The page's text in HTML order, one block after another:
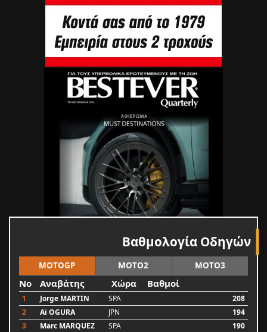
Βαθμολογία Οδηγών
MOTOGP MOTO2 MOTO3
No Αναβάτης Χώρα Βαθμοί
1 Jorge MARTIN SPA
208
2
Ai OGURA JPN
194
3
Marc MARQUEZ SPA
190